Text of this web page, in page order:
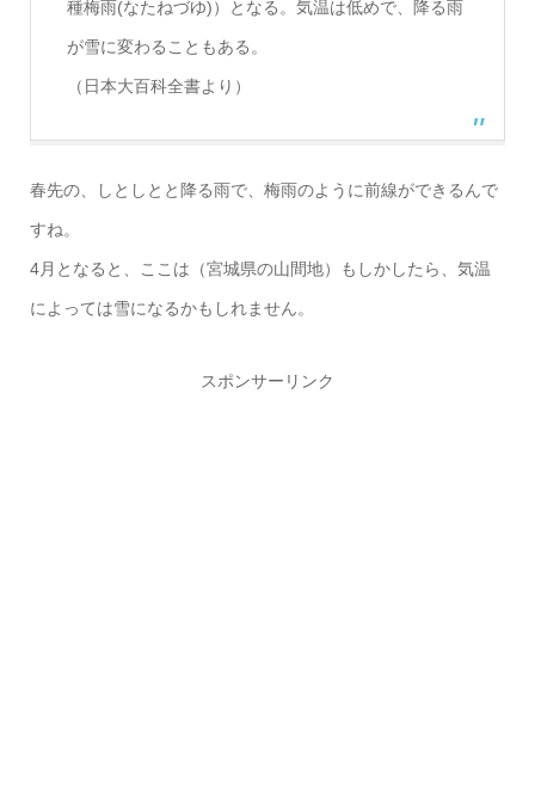
種梅雨(なたねづゆ)）となる。気温は低めで、降る雨
が雪に変わることもある。
（日本大百科全書より）
春先の、しとしとと降る雨で、梅雨のように前線ができるんで
すね。
4月となると、ここは（宮城県の山間地）もしかしたら、気温
によっては雪になるかもしれません。
スポンサーリンク